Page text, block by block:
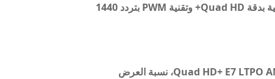
بينما يتميز iQOO 12 Pro بشاشة Samsung E7 AMOLED منحنية بدقة Quad HD+ وتقنية PWM بتردد 1440
شاشة 6.78 بوصة بدقة 3200 × 1440 بكسل، تقنية Quad HD+ E7 LTPO AMOLED، نسبة العرض